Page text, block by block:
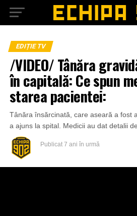
EDIȚIE TV
/VIDEO/ Tânăra
în capitală: Ce spun
starea pacientei:
Tânăra însărcinată, care aseară a fost
a ajuns la spital. Medicii au dat detalii
Publicat 7 ani în urmă